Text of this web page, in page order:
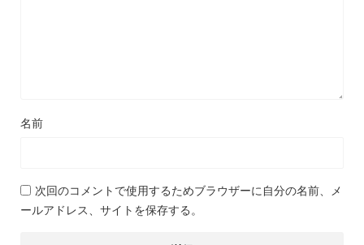
名前
次回のコメントで使用するためブラウザーに自分の名前、メ
ールアドレス、サイトを保存する。